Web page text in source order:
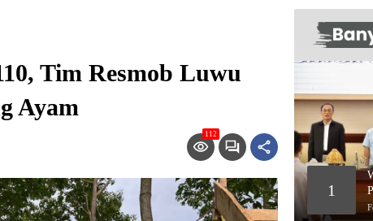
Tim Resmob Luwu
Ayam
112
1